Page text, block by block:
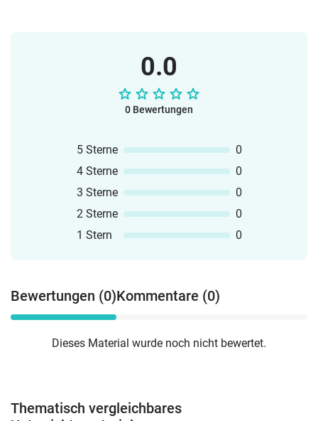
0.0
0 Bewertungen
5 Sterne
0
4 Sterne
0
3 Sterne
0
2 Sterne
0
1 Stern
0
Bewertungen (0)Kommentare (0)
Dieses Material wurde noch nicht bewertet.
Thematisch vergleichbares